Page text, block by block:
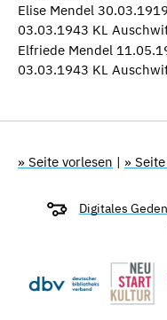
Elise Mendel
03.03.1943 KL
Elfriede Mendel
03.03.1943 KL
» Seite vorlesen | »
Digitales